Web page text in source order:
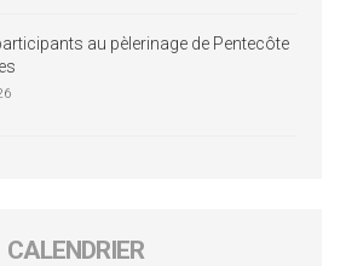
au pèlerinage de Pentecôte
CALENDRIER